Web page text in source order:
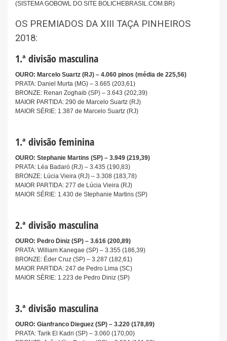
(SISTEMA GOBOWL DO SITE BOLICHEBRASIL.COM.BR)
OS PREMIADOS DA XIII TAÇA PINHEIROS
2018:
1.ª divisão masculina
OURO: Marcelo Suartz (RJ) – 4.060 pinos (média de 225,56)
PRATA: Daniel Murta (MG) – 3.665 (203,61)
BRONZE: Renan Zoghaib (SP) – 3.643 (202,39)
MAIOR PARTIDA: 290 de Marcelo Suartz (RJ)
MAIOR SÉRIE: 1.387 de Marcelo Suartz (RJ)
1.ª divisão feminina
OURO: Stephanie Martins (SP) – 3.949 (219,39)
PRATA: Léa Badaró (RJ) – 3.435 (190,83)
BRONZE: Lúcia Vieira (RJ) – 3.308 (183,78)
MAIOR PARTIDA: 277 de Lúcia Vieira (RJ)
MAIOR SÉRIE: 1.430 de Stephanie Martins (SP)
2.ª divisão masculina
OURO: Pedro Diniz (SP) – 3.616 (200,89)
PRATA: William Kanegae (SP) – 3.355 (186,39)
BRONZE: Éder Cruz (SP) – 3.287 (182,61)
MAIOR PARTIDA: 247 de Pedro Lima (SC)
MAIOR SÉRIE: 1.223 de Pedro Diniz (SP)
3.ª divisão masculina
OURO: Gianfranco Dieguez (SP) – 3.220 (178,89)
PRATA: Tarik El Kadri (SP) – 3.060 (170,00)